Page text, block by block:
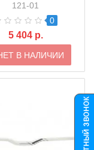
121-01
0
5 404 р.
В НАЛИЧИИ